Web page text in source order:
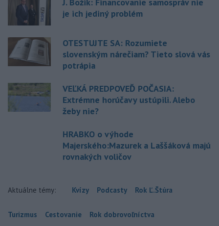
J. Božik: Financovanie samospráv nie
je ich jediný problém
OTESTUJTE SA: Rozumiete
slovenským nárečiam? Tieto slová vás
potrápia
VEĽKÁ PREDPOVEĎ POČASIA:
Extrémne horúčavy ustúpili. Alebo
žeby nie?
HRABKO o výhode
Majerského:Mazurek a Laššáková majú
rovnakých voličov
Aktuálne témy: Kvízy Podcasty Rok Ľ.Štúra
Turizmus Cestovanie Rok dobrovoľníctva